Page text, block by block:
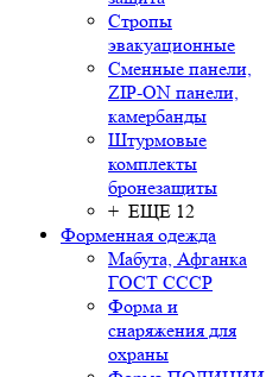
Стропы
эвакуационные
Сменные панели,
ZIP-ON панели,
камербанды
Штурмовые
комплекты
бронезащиты
+ ЕЩЕ 12
Форменная одежда
Мабута, Афганка
ГОСТ СССР
Форма и
снаряжения для
охраны